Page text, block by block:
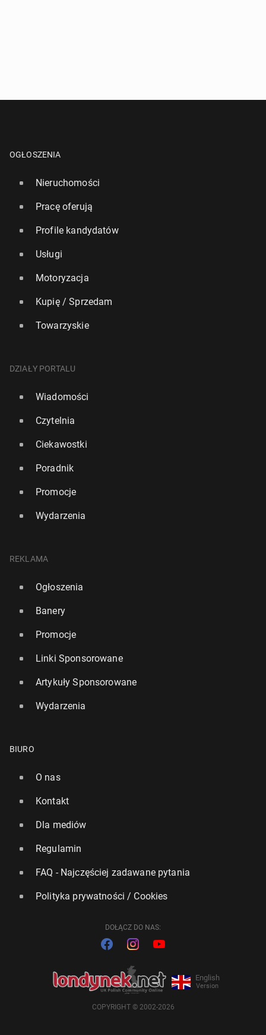
OGŁOSZENIA
Nieruchomości
Pracę oferują
Profile kandydatów
Usługi
Motoryzacja
Kupię / Sprzedam
Towarzyskie
DZIAŁY PORTALU
Wiadomości
Czytelnia
Ciekawostki
Poradnik
Promocje
Wydarzenia
REKLAMA
Ogłoszenia
Banery
Promocje
Linki Sponsorowane
Artykuły Sponsorowane
Wydarzenia
BIURO
O nas
Kontakt
Dla mediów
Regulamin
FAQ - Najczęściej zadawane pytania
Polityka prywatności / Cookies
DOŁĄCZ DO NAS:
English
Version
COPYRIGHT © 2002-2026